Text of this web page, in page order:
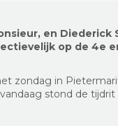
en Diederick
op de 4e
zondag in
stond de